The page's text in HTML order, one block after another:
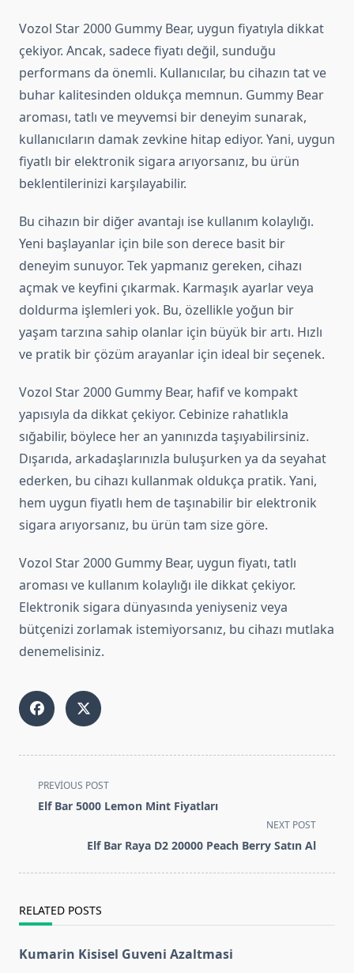
Vozol Star 2000 Gummy Bear, uygun fiyatıyla dikkat
çekiyor. Ancak, sadece fiyatı değil, sunduğu
performans da önemli. Kullanıcılar, bu cihazın tat ve
buhar kalitesinden oldukça memnun. Gummy Bear
aroması, tatlı ve meyvemsi bir deneyim sunarak,
kullanıcıların damak zevkine hitap ediyor. Yani, uygun
fiyatlı bir elektronik sigara arıyorsanız, bu ürün
beklentilerinizi karşılayabilir.
Bu cihazın bir diğer avantajı ise kullanım kolaylığı.
Yeni başlayanlar için bile son derece basit bir
deneyim sunuyor. Tek yapmanız gereken, cihazı
açmak ve keyfini çıkarmak. Karmaşık ayarlar veya
doldurma işlemleri yok. Bu, özellikle yoğun bir
yaşam tarzına sahip olanlar için büyük bir artı. Hızlı
ve pratik bir çözüm arayanlar için ideal bir seçenek.
Vozol Star 2000 Gummy Bear, hafif ve kompakt
yapısıyla da dikkat çekiyor. Cebinize rahatlıkla
sığabilir, böylece her an yanınızda taşıyabilirsiniz.
Dışarıda, arkadaşlarınızla buluşurken ya da seyahat
ederken, bu cihazı kullanmak oldukça pratik. Yani,
hem uygun fiyatlı hem de taşınabilir bir elektronik
sigara arıyorsanız, bu ürün tam size göre.
Vozol Star 2000 Gummy Bear, uygun fiyatı, tatlı
aroması ve kullanım kolaylığı ile dikkat çekiyor.
Elektronik sigara dünyasında yeniyseniz veya
bütçenizi zorlamak istemiyorsanız, bu cihazı mutlaka
denemelisiniz.
<span
class="nav-
text">Page</span>
PREVIOUS POST
Elf Bar 5000 Lemon Mint Fiyatları
NEXT POST
Elf Bar Raya D2 20000 Peach Berry Satın Al
RELATED POSTS
Kumarin Kisisel Guveni Azaltmasi